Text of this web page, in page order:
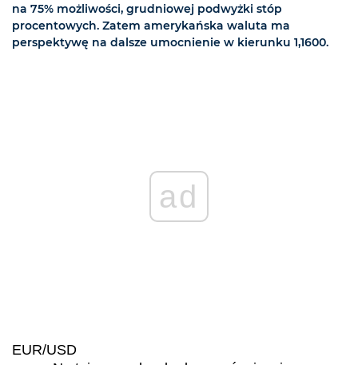
na 75% możliwości, grudniowej podwyżki stóp
procentowych. Zatem amerykańska waluta ma
perspektywę na dalsze umocnienie w kierunku 1,1600.
ad
EUR/USD